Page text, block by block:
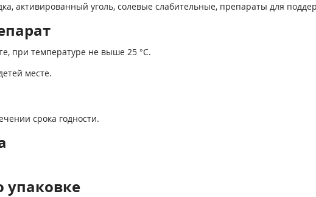
активированный уголь, солевые слабительные, препараты для
при температуре не выше 25 °С.
месте.
срока годности.